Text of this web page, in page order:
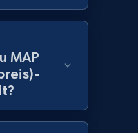
Jetzt anfangen
- Collects
URL
MAP